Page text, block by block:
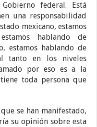
federal. Está
una responsabilidad
mexicano, estamos
hablando de
estamos hablando de
tanto en los niveles
por eso es a la
toda persona que
se han manifestado,
su opinión sobre esta